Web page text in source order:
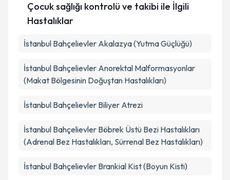
Çocuk sağlığı kontrolü ve takibi ile İlgili
Hastalıklar
İstanbul Bahçelievler Akalazya (Yutma Güçlüğü)
İstanbul Bahçelievler Anorektal Malformasyonlar
(Makat Bölgesinin Doğuştan Hastalıkları)
İstanbul Bahçelievler Biliyer Atrezi
İstanbul Bahçelievler Böbrek Üstü Bezi Hastalıkları
(Adrenal Bez Hastalıkları, Sürrenal Bez Hastalıkları)
İstanbul Bahçelievler Brankial Kist (Boyun Kisti)